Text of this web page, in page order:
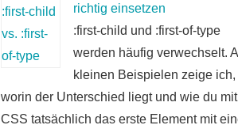
richtig einsetzen
:first-child und :first-of-type
werden häufig verwechselt.
kleinen Beispielen zeige ich,
worin der Unterschied liegt und wie du mit
CSS tatsächlich das erste Element mit